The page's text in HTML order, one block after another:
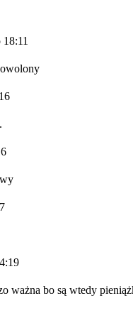
18:11
ważna bo są wtedy